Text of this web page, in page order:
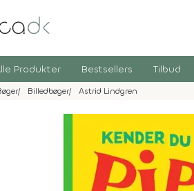
Produkter Bestsellers Tilbud
Billedbøger Astrid Lindgren